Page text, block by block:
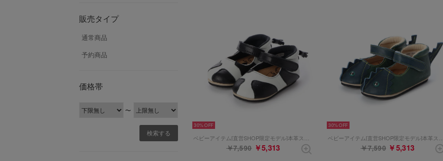
販売タイプ
通常商品
予約商品
価格帯
〜
30%
￥7,590 ￥5,313
30%
￥7,590 ￥5,313